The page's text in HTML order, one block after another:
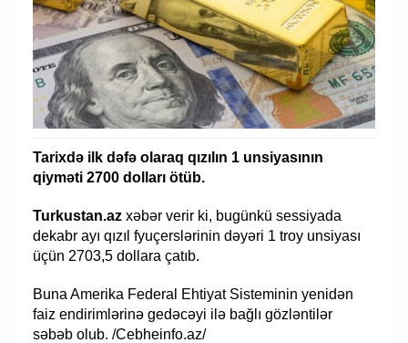
Tarixdə ilk dəfə olaraq qızılın 1 unsiyasının
qiyməti 2700 dolları ötüb.
Turkustan.az xəbər verir ki, bugünkü sessiyada
dekabr ayı qızıl fyuçerslərinin dəyəri 1 troy unsiyası
üçün 2703,5 dollara çatıb.
Buna Amerika Federal Ehtiyat Sisteminin yenidən
faiz endirimlərinə gedəcəyi ilə bağlı gözləntilər
səbəb olub. /Cebheinfo.az/